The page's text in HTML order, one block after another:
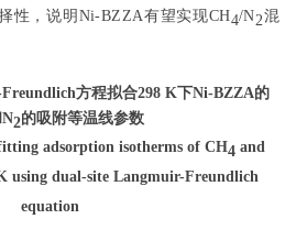
性，说明Ni-BZZA有望实现CH4/N2混
方程拟合298 K下Ni-BZZA的
2的吸附等温线参数
adsorption isotherms of CH4 and
using dual-site Langmuir-Freundlich
equation